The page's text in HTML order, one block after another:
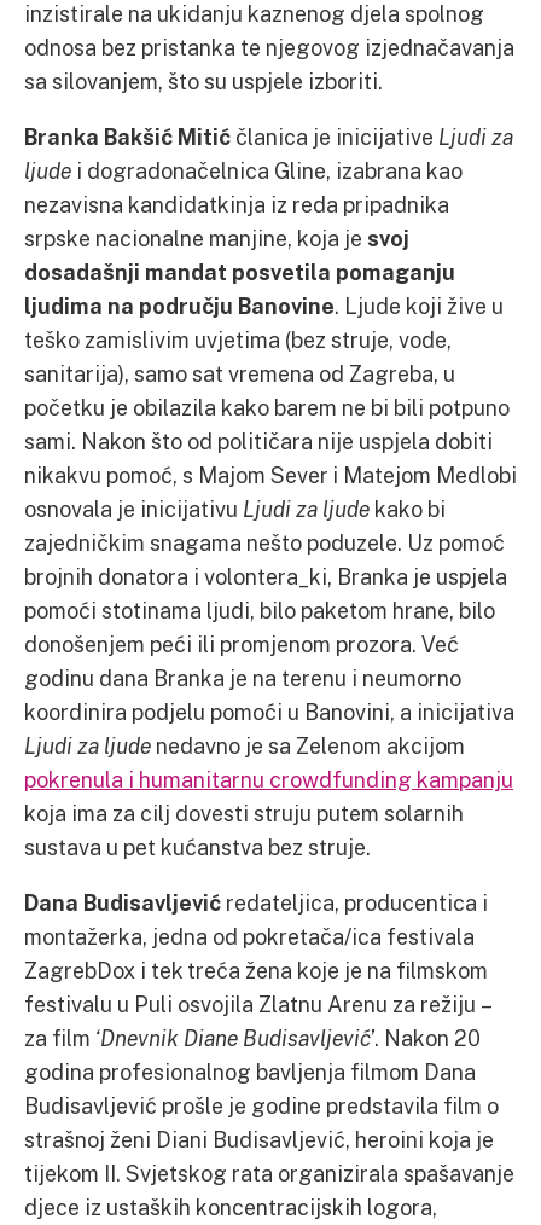
inzistirale na ukidanju kaznenog djela spolnog
odnosa bez pristanka te njegovog izjednačavanja
sa silovanjem, što su uspjele izboriti.
Branka Bakšić Mitić članica je inicijative Ljudi za
ljude i dogradonačelnica Gline, izabrana kao
nezavisna kandidatkinja iz reda pripadnika
srpske nacionalne manjine, koja je svoj
dosadašnji mandat posvetila pomaganju
ljudima na području Banovine. Ljude koji žive u
teško zamislivim uvjetima (bez struje, vode,
sanitarija), samo sat vremena od Zagreba, u
početku je obilazila kako barem ne bi bili potpuno
sami. Nakon što od političara nije uspjela dobiti
nikakvu pomoć, s Majom Sever i Matejom Medlobi
osnovala je inicijativu Ljudi za ljude kako bi
zajedničkim snagama nešto poduzele. Uz pomoć
brojnih donatora i volontera_ki, Branka je uspjela
pomoći stotinama ljudi, bilo paketom hrane, bilo
donošenjem peći ili promjenom prozora. Već
godinu dana Branka je na terenu i neumorno
koordinira podjelu pomoći u Banovini, a inicijativa
Ljudi za ljude nedavno je sa Zelenom akcijom
pokrenula i humanitarnu crowdfunding kampanju
koja ima za cilj dovesti struju putem solarnih
sustava u pet kućanstva bez struje.
Dana Budisavljević redateljica, producentica i
montažerka, jedna od pokretača/ica festivala
ZagrebDox i tek treća žena koje je na filmskom
festivalu u Puli osvojila Zlatnu Arenu za režiju –
za film ‘Dnevnik Diane Budisavljević’. Nakon 20
godina profesionalnog bavljenja filmom Dana
Budisavljević prošle je godine predstavila film o
strašnoj ženi Diani Budisavljević, heroini koja je
tijekom II. Svjetskog rata organizirala spašavanje
djece iz ustaških koncentracijskih logora,